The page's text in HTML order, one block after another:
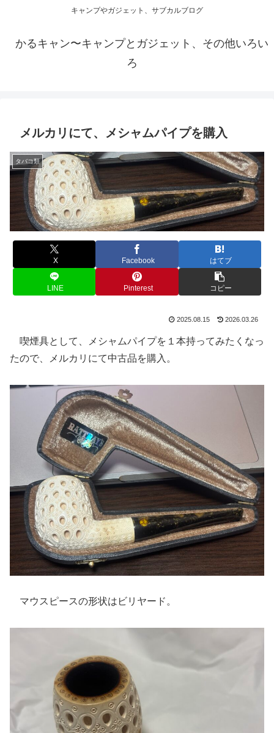
キャンプやガジェット、サブカルブログ
かるキャン〜キャンプとガジェット、その他いろい
ろ
メルカリにて、メシャムパイプを購入
タバコ類
X Facebook はてブ
LINE Pinterest コピー
2025.08.15 2026.03.26
喫煙具として、メシャムパイプを１本持ってみたくなっ
たので、メルカリにて中古品を購入。
マウスピースの形状はビリヤード。